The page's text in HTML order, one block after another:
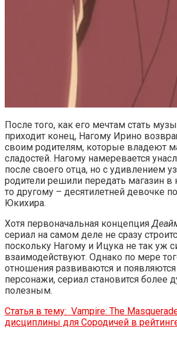
После того, как его мечтам стать
приходит конец, Нагому Ирино
своим родителям, которые владеют
сладостей. Нагому намеревается
после своего отца, но с удивлением
родители решили передать магазин в
то другому – десятилетней девочке
Юкихира.
Хотя первоначальная концепция
сериал на самом деле не сразу
поскольку Нагому и Ицука не так уж
взаимодействуют. Однако по мере
отношения развиваются и
персонажи, сериал становится
полезным.
Статья в тему: Vampire: The
дисциплины для Сородичей в